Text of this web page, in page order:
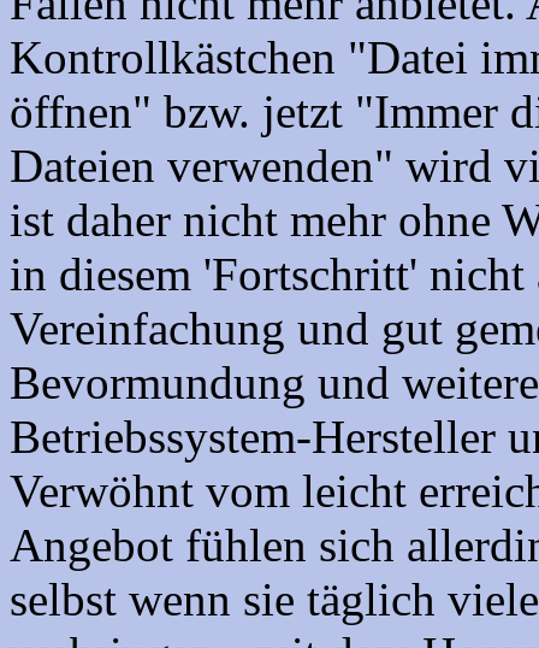
Kontrollkästchen "Datei
öffnen" bzw. jetzt "Immer
Dateien verwenden" wird
ist daher nicht mehr ohne
in diesem 'Fortschritt'
Vereinfachung und gut
Bevormundung und
Betriebssystem-Hersteller
Verwöhnt vom leicht
Angebot fühlen sich
selbst wenn sie täglich